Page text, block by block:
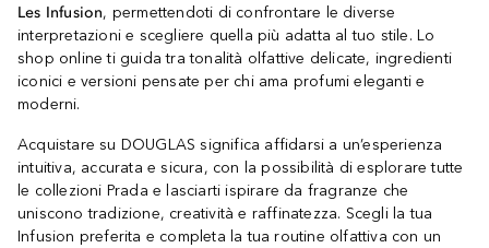
Les Infusion, permettendoti di confrontare le diverse
interpretazioni e scegliere quella più adatta al tuo stile. Lo
shop online ti guida tra tonalità olfattive delicate, ingredienti
iconici e versioni pensate per chi ama profumi eleganti e
moderni.
Acquistare su DOUGLAS significa affidarsi a un’esperienza
intuitiva, accurata e sicura, con la possibilità di esplorare tutte
le collezioni Prada e lasciarti ispirare da fragranze che
uniscono tradizione, creatività e raffinatezza. Scegli la tua
Infusion preferita e completa la tua routine olfattiva con un